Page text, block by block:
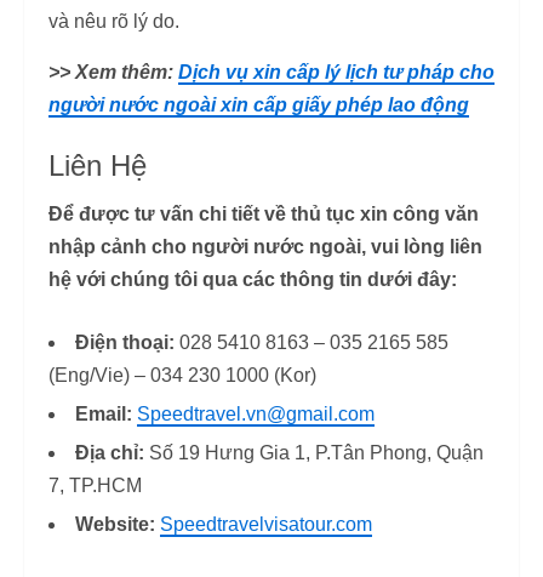
và nêu rõ lý do.
>> Xem thêm: Dịch vụ xin cấp lý lịch tư pháp cho
người nước ngoài xin cấp giấy phép lao động
Liên Hệ
Để được tư vấn chi tiết về thủ tục xin công văn
nhập cảnh cho người nước ngoài, vui lòng liên
hệ với chúng tôi qua các thông tin dưới đây:
Điện thoại: 028 5410 8163 – 035 2165 585
(Eng/Vie) – 034 230 1000 (Kor)
Email: Speedtravel.vn@gmail.com
Địa chỉ: Số 19 Hưng Gia 1, P.Tân Phong, Quận
7, TP.HCM
Website: Speedtravelvisatour.com